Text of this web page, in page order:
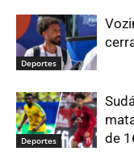
Deportes
Deportes
de